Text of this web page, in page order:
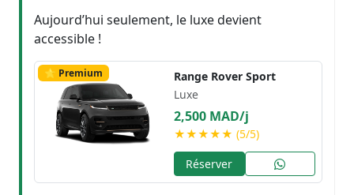
Aujourd’hui seulement, le luxe devient
accessible !
⭐ Premium
Range Rover Sport
Luxe
2,500 MAD/j
★★★★★ (5/5)
Réserver